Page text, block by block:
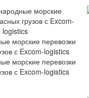
морские перевозки
с Excom-logistics
морские перевозки
с Excom-logistics